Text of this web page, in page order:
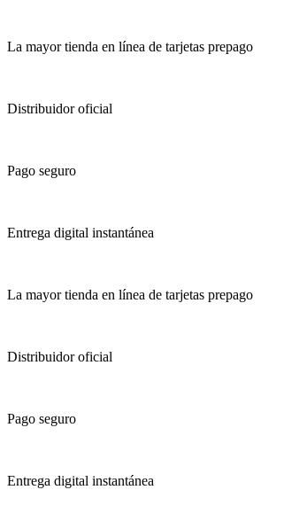
La mayor tienda en línea de tarjetas prepago
Distribuidor oficial
Pago seguro
Entrega digital instantánea
La mayor tienda en línea de tarjetas prepago
Distribuidor oficial
Pago seguro
Entrega digital instantánea